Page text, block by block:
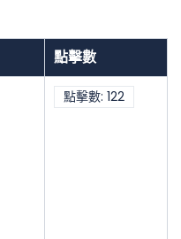
點擊數
點擊數: 122